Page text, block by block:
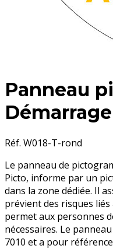
Panneau
Réf. W018-T-rond
Le panneau de
Picto, informe par un
dans la zone dédiée. Il
prévient des risques
permet aux personnes
nécessaires. Le
7010 et a pour